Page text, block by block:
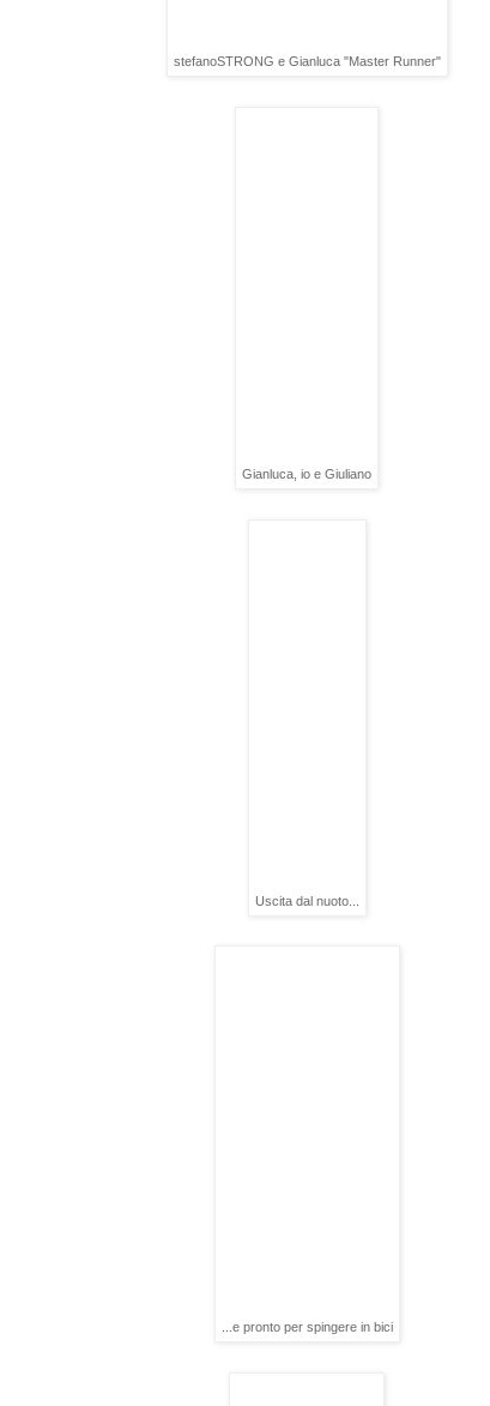
stefanoSTRONG e Gianluca "Master Runner"
Gianluca, io e Giuliano
Uscita dal nuoto...
...e pronto per spingere in bici